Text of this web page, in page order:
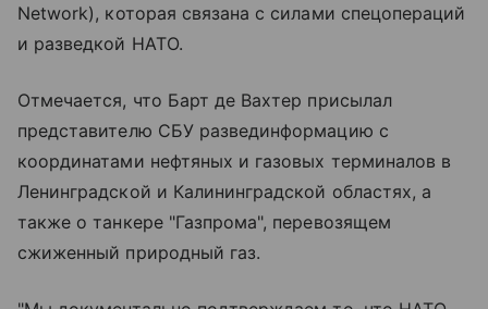
Network), которая связана с силами спецопераций
и разведкой НАТО.
Отмечается, что Барт де Вахтер присылал
представителю СБУ развединформацию с
координатами нефтяных и газовых терминалов в
Ленинградской и Калининградской областях, а
также о танкере "Газпрома", перевозящем
сжиженный природный газ.